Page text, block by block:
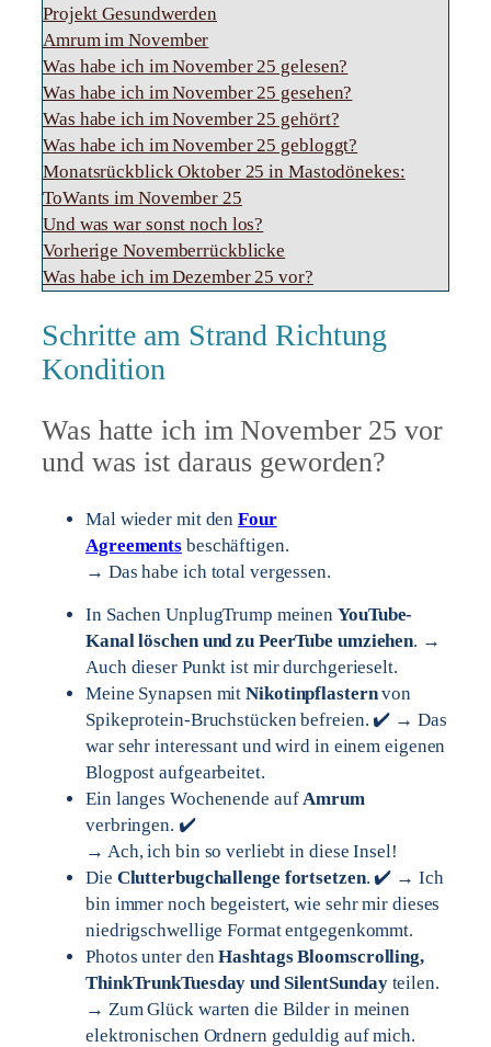
Projekt Gesundwerden
Amrum im November
Was habe ich im November 25 gelesen?
Was habe ich im November 25 gesehen?
Was habe ich im November 25 gehört?
Was habe ich im November 25 gebloggt?
Monatsrückblick Oktober 25 in Mastodönekes:
ToWants im November 25
Und was war sonst noch los?
Vorherige Novemberrückblicke
Was habe ich im Dezember 25 vor?
Schritte am Strand Richtung
Kondition
Was hatte ich im November 25 vor
und was ist daraus geworden?
Mal wieder mit denFour
Agreements beschäftigen.
→ Das habe ich total vergessen.
In Sachen UnplugTrump meinenYouTube-
Kanal löschen und zu PeerTube umziehen. →
Auch dieser Punkt ist mir durchgerieselt.
Meine Synapsen mitNikotinpflasternvon
Spikeprotein-Bruchstücken befreien. ✔️ → Das
war sehr interessant und wird in einem eigenen
Blogpost aufgearbeitet.
Ein langes Wochenende aufAmrum
verbringen. ✔️
→ Ach, ich bin so verliebt in diese Insel!
Die Clutterbugchallenge fortsetzen. ✔️ → Ich
bin immer noch begeistert, wie sehr mir dieses
niedrigschwellige Format entgegenkommt.
Photos unter denHashtags Bloomscrolling,
ThinkTrunkTuesday und SilentSundayteilen.
→ Zum Glück warten die Bilder in meinen
elektronischen Ordnern geduldig auf mich.